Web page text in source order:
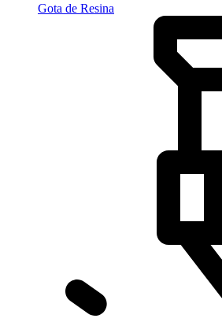
Gota de Resina